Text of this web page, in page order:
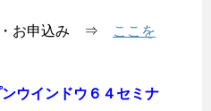
・お申込み ⇒
ここを
ンウインドウ６４セミナ